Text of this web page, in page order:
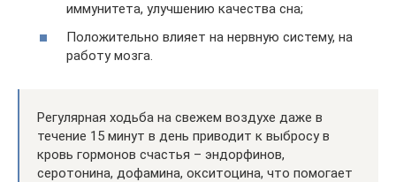
иммунитета, улучшению качества сна;
Положительно влияет на нервную систему, на
работу мозга.
Регулярная ходьба на свежем воздухе даже в
течение 15 минут в день приводит к выбросу в
кровь гормонов счастья – эндорфинов,
серотонина, дофамина, окситоцина, что помогает